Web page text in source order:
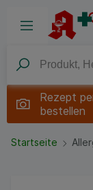
Rezept
bestellen
Startseite